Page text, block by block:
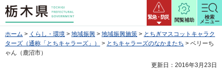
栃木県 緊急・防災
閲覧補助
検索
メニュー
ホーム > くらし・環境 > 地域振興 > 地域振興施策 > とちぎマスコットキャラク
ターズ（通称「とちキャラーズ」）
> とちキャラーズのなかまたち > ベリーち
ゃん（鹿沼市）
更新日：2016年3月23日